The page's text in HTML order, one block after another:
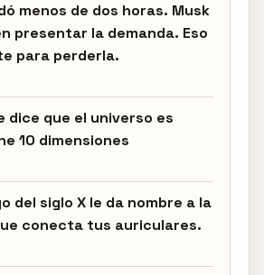
menos de dos horas. Musk
presentar la demanda. Eso
para perderla.
dice que el universo es
10 dimensiones
del siglo X le da nombre a la
conecta tus auriculares.